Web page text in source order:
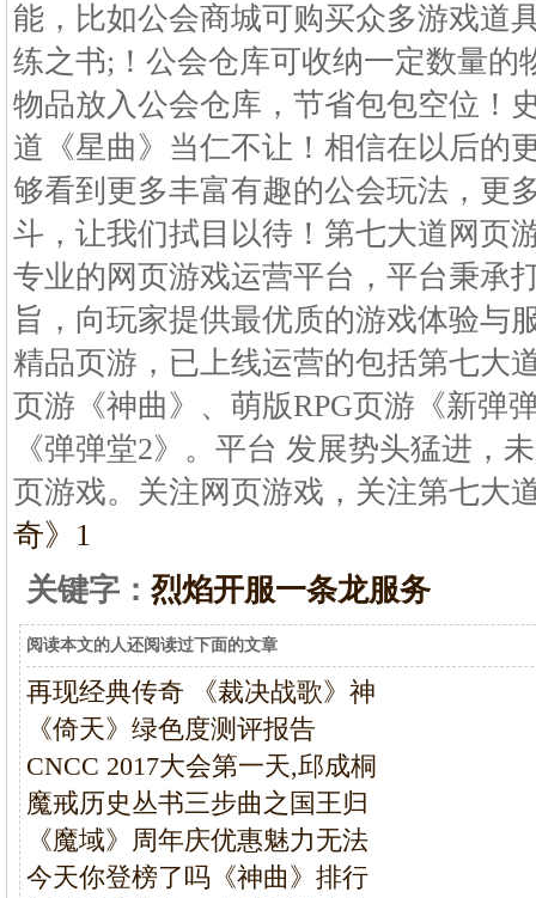
能，比如公会商城可购买众多游戏道
练之书;！公会仓库可收纳一定数量的
物品放入公会仓库，节省包包空位！
道《星曲》当仁不让！相信在以后的
够看到更多丰富有趣的公会玩法，更
斗，让我们拭目以待！第七大道网页
专业的网页游戏运营平台，平台秉承
旨，向玩家提供最优质的游戏体验与
精品页游，已上线运营的包括第七大
页游《神曲》、萌版RPG页游《新弹
《弹弹堂2》。平台 发展势头猛进，
页游戏。关注网页游戏，关注第七大
奇》1
关键字： 烈焰开服一条龙服务
阅读本文的人还阅读过下面的文章
再现经典传奇 《裁决战歌》神
《倚天》绿色度测评报告
CNCC 2017大会第一天,邱成桐
魔戒历史丛书三步曲之国王归
《魔域》周年庆优惠魅力无法
今天你登榜了吗《神曲》排行